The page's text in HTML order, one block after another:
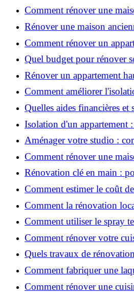
Comment rénover une
coûts et conseils ?
Rénover une maison
étapes, budget et astuces
Comment rénover un
?
Quel budget pour rénover
2026 ?
Rénover un appartement
conseils pratiques et
Comment améliorer
appartement ?
Quelles aides financières
rénover votre appartement
Isolation d'un appartement
prix et conseils
Aménager votre studio :
erreurs à éviter
Comment rénover une
avec 50 000 € : budget,
Rénovation clé en main :
solution et à quoi faire
Comment estimer le coût
?
Comment la rénovation
rentabilité de votre parc
Comment utiliser le spray
Salt pour des cheveux effet
Comment rénover votre
astuces bois ?
Quels travaux de
éligibles à MaPrimeRénov' ?
Comment fabriquer une
maison ?
Comment rénover une